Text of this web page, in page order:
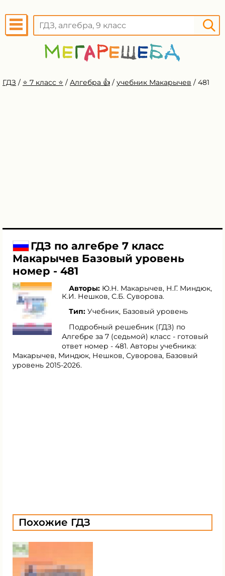
ГДЗ / ⭐️ 7 класс ⭐️ / Алгебра 👍 / учебник Макарычев / 481
ГДЗ по алгебре 7 класс
Макарычев Базовый уровень
номер - 481
Авторы: Ю.Н. Макарычев, Н.Г. Миндюк,
К.И. Нешков, С.Б. Суворова.
Тип: Учебник, Базовый уровень
Подробный решебник (ГДЗ) по
Алгебре за 7 (седьмой) класс - готовый
ответ номер - 481. Авторы учебника:
Макарычев, Миндюк, Нешков, Суворова, Базовый
уровень 2015-2026.
Похожие ГДЗ